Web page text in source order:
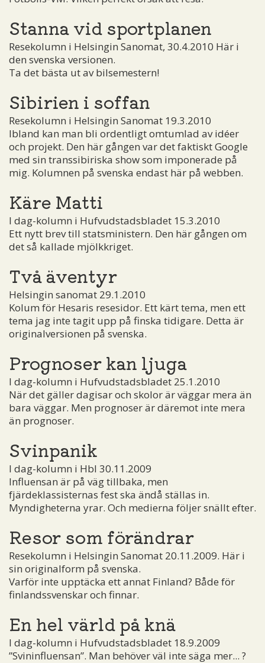
Stanna vid sportplanen
Resekolumn i Helsingin Sanomat, 30.4.2010 Här i
den svenska versionen.
Ta det bästa ut av bilsemestern!
Sibirien i soffan
Resekolumn i Helsingin Sanomat 19.3.2010
Ibland kan man bli ordentligt omtumlad av idéer
och projekt. Den här gången var det faktiskt Google
med sin transsibiriska show som imponerade på
mig. Kolumnen på svenska endast här på webben.
Käre Matti
I dag-kolumn i Hufvudstadsbladet 15.3.2010
Ett nytt brev till statsministern. Den här gången om
det så kallade mjölkkriget.
Två äventyr
Helsingin sanomat 29.1.2010
Kolum för Hesaris resesidor. Ett kärt tema, men ett
tema jag inte tagit upp på finska tidigare. Detta är
originalversionen på svenska.
Prognoser kan ljuga
I dag-kolumn i Hufvudstadsbladet 25.1.2010
När det gäller dagisar och skolor är väggar mera än
bara väggar. Men prognoser är däremot inte mera
än prognoser.
Svinpanik
I dag-kolumn i Hbl 30.11.2009
Influensan är på väg tillbaka, men
fjärdeklassisternas fest ska ändå ställas in.
Myndigheterna yrar. Och medierna följer snällt efter.
Resor som förändrar
Resekolumn i Helsingin Sanomat 20.11.2009. Här i
sin originalform på svenska.
Varför inte upptäcka ett annat Finland? Både för
finlandssvenskar och finnar.
En hel värld på knä
I dag-kolumn i Hufvudstadsbladet 18.9.2009
”Svininfluensan”. Man behöver väl inte säga mer... ?